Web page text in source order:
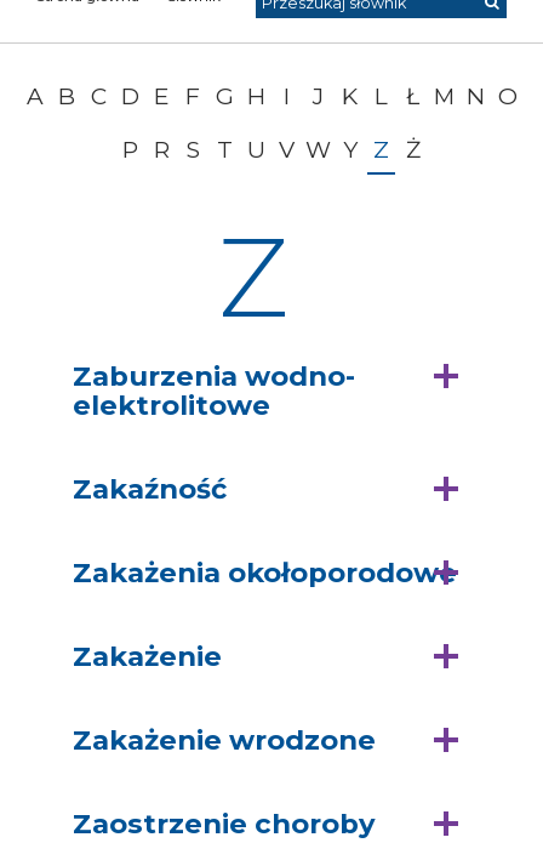
słownik
A B C D E F G H I J K L Ł M N O
P
R S T U V W Y Z Ż
Z
Zaburzenia wodno-
elektrolitowe
Zakaźność
Zakażenia okołoporodowe
Zakażenie
Zakażenie wrodzone
Zaostrzenie choroby